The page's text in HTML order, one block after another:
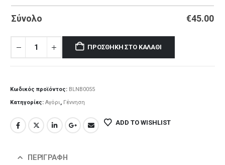
Κόκκινο Λούτρινο 21εκ(€15.00)
Γαλάζιο Ελεφαντάκι 21εκ
Σύνολο €45.00
ΠΡΟΣΘΉΚΗ ΣΤΟ ΚΑΛΆΘΙ
Κωδικός προϊόντος: BLNB0055
Κατηγορίες: Αγόρι, Γέννηση
ADD TO WISHLIST
ΠΕΡΙΓΡΑΦΉ